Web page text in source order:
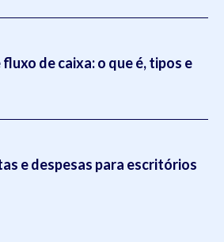
de caixa: o que é, tipos e
e despesas para escritórios